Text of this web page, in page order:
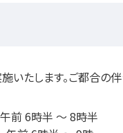
たします。ご都合の伴
午前6時半 ～ 8時半